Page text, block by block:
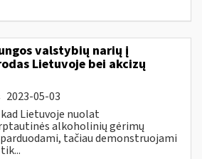
valstybių narių į
Lietuvoje bei akcizų
2023-05-03
Lietuvoje nuolat
alkoholinių gėrimų
tačiau demonstruojami